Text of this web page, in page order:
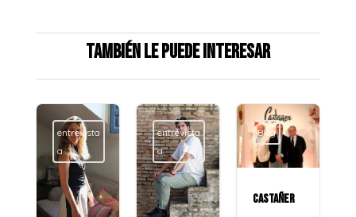
También le puede interesar
entrevista
a
entrevista
a
Blog
CASTAÑER